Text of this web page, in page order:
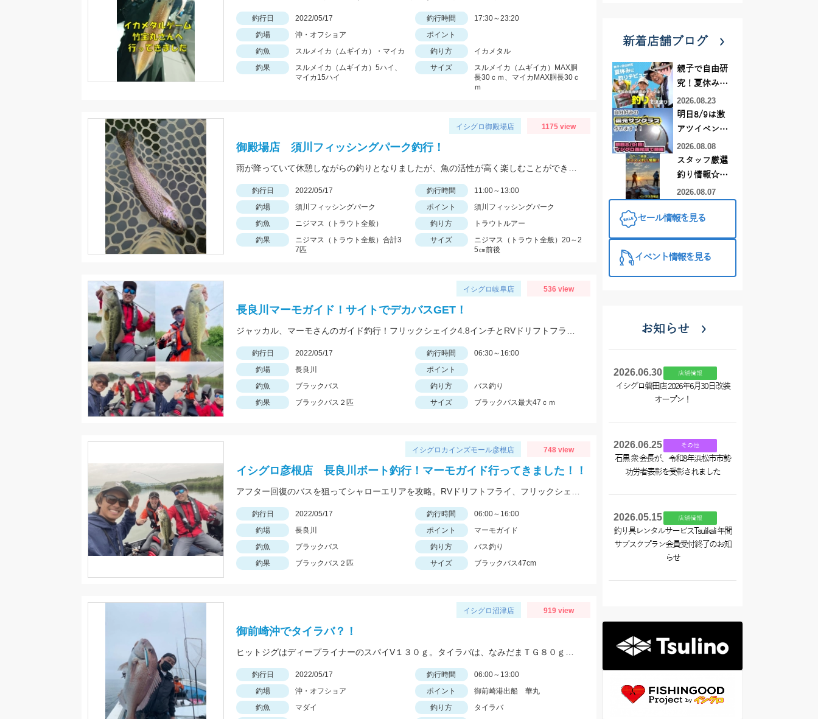
釣行日 2022/05/17 釣行時間
17:30～23:20
釣場
沖・オフショア
ポイント
釣魚
スルメイカ（ムギイカ）・マイカ 釣り方
イカメタル
釣果
スルメイカ（ムギイカ）5ハイ、
マイカ15ハイ
サイズ
スルメイカ（ムギイカ）MAX胴
長30ｃｍ、マイカMAX胴長30ｃ
ｍ
イシグロ御殿場店 1175 view
御殿場店 須川フィッシングパーク釣行！
釣行日 2022/05/17 釣行時間
11:00～13:00
釣場
須川フィッシングパーク ポイント
須川フィッシングパーク
釣魚
ニジマス（トラウト全般） 釣り方
トラウトルアー
釣果
ニジマス（トラウト全般）合計3
7匹
サイズ
ニジマス（トラウト全般）20～2
5㎝前後
イシグロ岐阜店 536 view
長良川マーモガイド！サイトでデカバスGET！
釣行日 2022/05/17 釣行時間
06:30～16:00
釣場
長良川
ポイント
釣魚
ブラックバス 釣り方
バス釣り
釣果
ブラックバス２匹 サイズ ブラックバス最大47ｃｍ
イシグロカインズモール彦根店 748 view
イシグロ彦根店 長良川ボート釣行！マーモガイド行ってきました！！
釣行日 2022/05/17 釣行時間
06:00～16:00
釣場
長良川 ポイント
マーモガイド
釣魚
ブラックバス 釣り方
バス釣り
釣果
ブラックバス２匹 サイズ ブラックバス47cm
イシグロ沼津店 919 view
御前崎沖でタイラバ？！
釣行日 2022/05/17 釣行時間
06:00～13:00
釣場
沖・オフショア ポイント
御前崎港出船 華丸
釣魚
マダイ 釣り方
タイラバ
新着店舗ブログ
親子で自由研
究！夏休みに
釣りデビュー
2026.08.23
明日8/9は激
アツイベント
日！！！～オ
ーダー偏光グ
ラス受注会～
2026.08.08
スタッフ厳選
釣り情報☆彡
連休は何釣り
♪【イシグロ
2026.08.07
セール情報を見る
イベント情報を見る
お知らせ
2026.06.30 店舗情報
イシグロ磐田店 2026年6月30日改装
オープン！
2026.06.25 その他
石黒 衆 会長が、令和8年浜松市市勢
功労者表彰を受彰されました
2026.05.15 店舗情報
釣り具レンタルサービスTsulikali 年間
サブスクプラン会員受付終了のお知
らせ